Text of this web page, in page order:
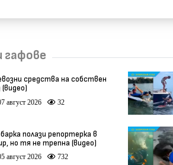
средства на собствен
(видео)
август 2026 32
полази репортерка в
но тя не трепна (видео)
август 2026 732